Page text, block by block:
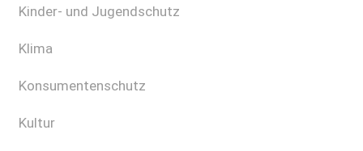
Kinder- und Jugendschutz
Klima
Konsumentenschutz
Kultur